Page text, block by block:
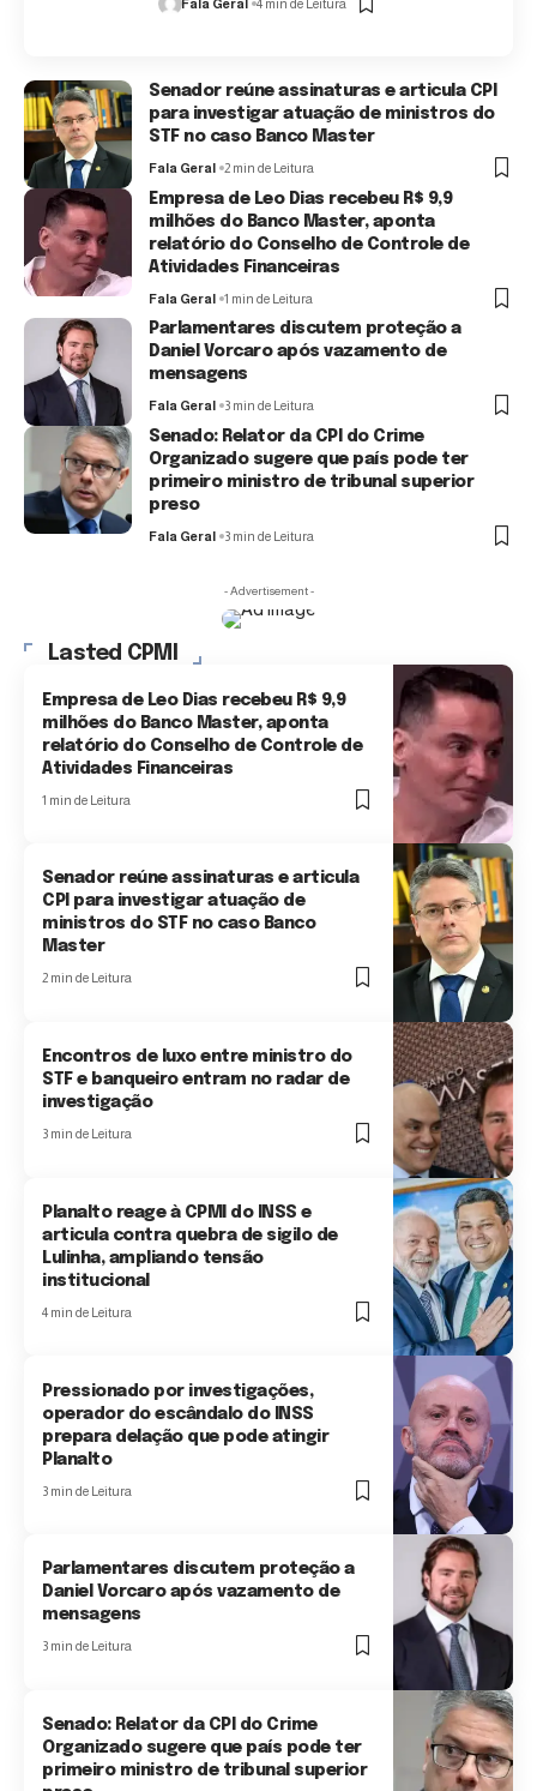
Fala Geral 4 min de Leitura
Senador reúne assinaturas e articula CPI
para investigar atuação de ministros do
STF no caso Banco Master
Fala Geral 2 min de Leitura
Empresa de Leo Dias recebeu R$ 9,9
milhões do Banco Master, aponta
relatório do Conselho de Controle de
Atividades Financeiras
Fala Geral 1 min de Leitura
Parlamentares discutem proteção a
Daniel Vorcaro após vazamento de
mensagens
Fala Geral 3 min de Leitura
Senado: Relator da CPI do Crime
Organizado sugere que país pode ter
primeiro ministro de tribunal superior
preso
Fala Geral 3 min de Leitura
- Advertisement -
Lasted CPMI
Empresa de Leo Dias recebeu R$ 9,9
milhões do Banco Master, aponta
relatório do Conselho de Controle de
Atividades Financeiras
1 min de Leitura
Senador reúne assinaturas e articula
CPI para investigar atuação de
ministros do STF no caso Banco
Master
2 min de Leitura
Encontros de luxo entre ministro do
STF e banqueiro entram no radar de
investigação
3 min de Leitura
Planalto reage à CPMI do INSS e
articula contra quebra de sigilo de
Lulinha, ampliando tensão
institucional
4 min de Leitura
Pressionado por investigações,
operador do escândalo do INSS
prepara delação que pode atingir
Planalto
3 min de Leitura
Parlamentares discutem proteção a
Daniel Vorcaro após vazamento de
mensagens
3 min de Leitura
Senado: Relator da CPI do Crime
Organizado sugere que país pode ter
primeiro ministro de tribunal superior